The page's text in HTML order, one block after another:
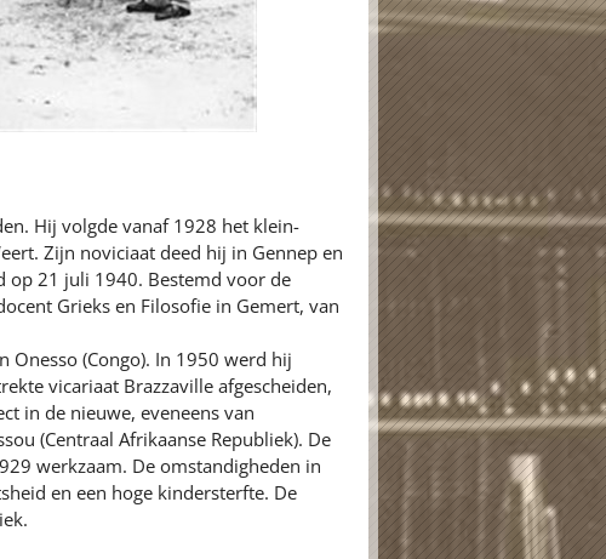
Hij volgde vanaf 1928 het klein-
Zijn noviciaat deed hij in Gennep en
op 21 juli 1940. Bestemd voor de
Grieks en Filosofie in Gemert, van
(Congo). In 1950 werd hij
vicariaat Brazzaville afgescheiden,
in de nieuwe, eveneens van
(Centraal Afrikaanse Republiek). De
werkzaam. De omstandigheden in
en een hoge kindersterfte. De